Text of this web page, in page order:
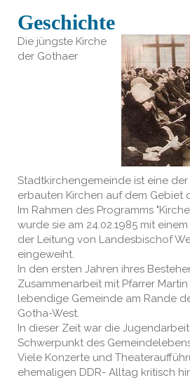
Geschichte
Die jüngste Kirche
der Gothaer
Stadtkirchengemeinde ist eine
erbauten Kirchen auf dem Gebiet
Im Rahmen des Programms
wurde sie am 24.02.1985 mit
der Leitung von Landesbischof
eingeweiht.
In den ersten Jahren ihres
Zusammenarbeit mit Pfarrer
lebendige Gemeinde am Rande
Gotha-West.
In dieser Zeit war die
Schwerpunkt des
Viele Konzerte und
ehemaligen DDR- Alltag kritisch